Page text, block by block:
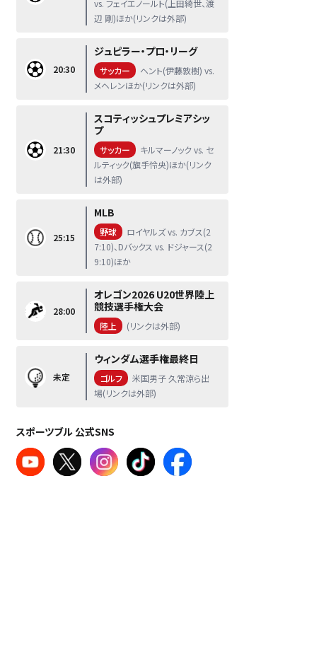
vs. フェイエノールト(上田綺世、渡
辺 剛)ほか(リンクは外部)
20:30
ジュピラー・プロ・リーグ
サッカー
ヘント(伊藤敦樹) vs.
メヘレンほか(リンクは外部)
21:30
スコティッシュプレミアシッ
プ
サッカー
キルマーノック vs. セ
ルティック(旗手怜央)ほか(リンク
は外部)
25:15
MLB
野球
ロイヤルズ vs. カブス(2
7:10)、Dバックス vs. ドジャース(2
9:10)ほか
28:00
オレゴン2026 U20世界陸上
競技選手権大会
陸上 (リンクは外部)
未定
ウィンダム選手権最終日
ゴルフ
米国男子 久常涼ら出
場(リンクは外部)
スポーツブル 公式SNS